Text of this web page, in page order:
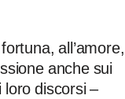
all’amore,
anche sui
loro discorsi –